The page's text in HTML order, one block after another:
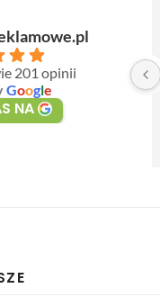
201 opinii
Google
NA